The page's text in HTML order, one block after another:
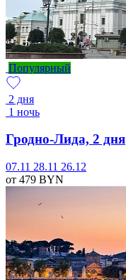
Популярный
2 дня
1 ночь
Гродно-Лида, 2 дня
07.11 28.11 26.12
от 479 BYN